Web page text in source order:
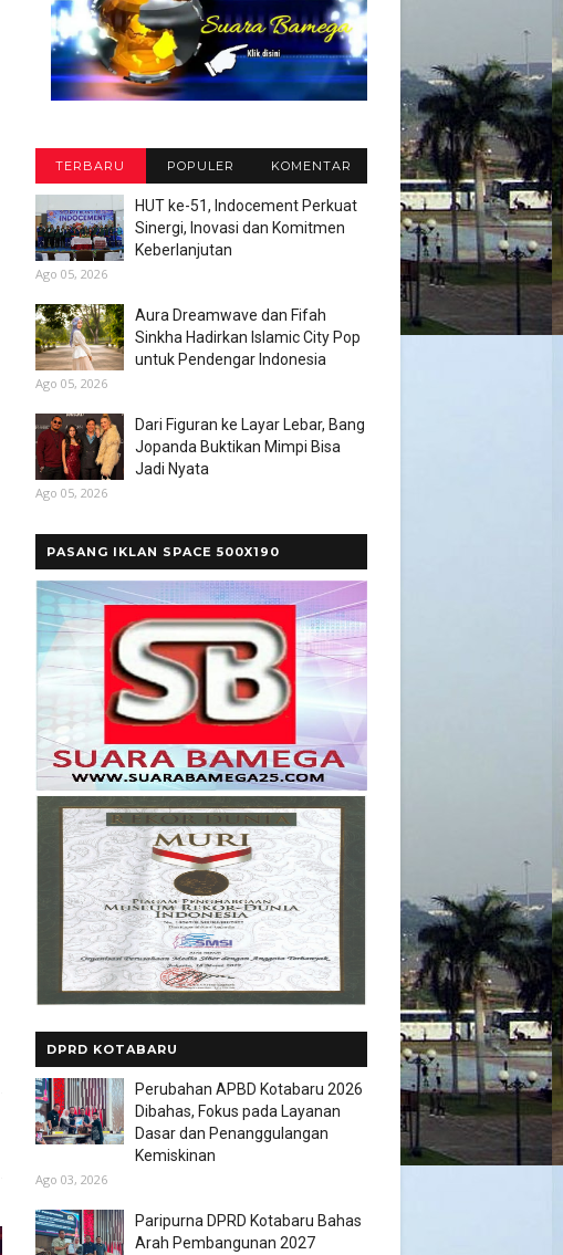
TERBARU POPULER KOMENTAR
HUT ke-51, Indocement Perkuat
Sinergi, Inovasi dan Komitmen
Keberlanjutan
Ago 05, 2026
Aura Dreamwave dan Fifah
Sinkha Hadirkan Islamic City Pop
untuk Pendengar Indonesia
Ago 05, 2026
Dari Figuran ke Layar Lebar, Bang
Jopanda Buktikan Mimpi Bisa
Jadi Nyata
Ago 05, 2026
PASANG IKLAN SPACE 500X190
DPRD KOTABARU
Perubahan APBD Kotabaru 2026
Dibahas, Fokus pada Layanan
Dasar dan Penanggulangan
Kemiskinan
Ago 03, 2026
Paripurna DPRD Kotabaru Bahas
Arah Pembangunan 2027